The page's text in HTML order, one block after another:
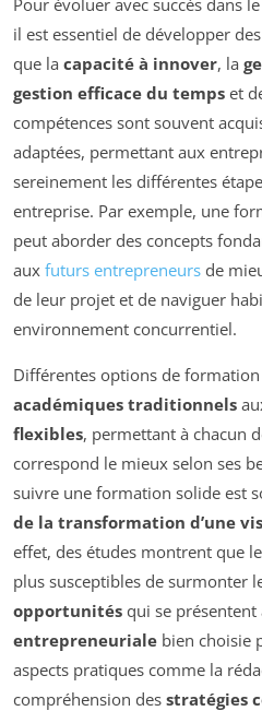
il est essentiel de développer des
que la capacité à innover, la
gestion efficace du temps et
compétences sont souvent
adaptées, permettant aux
sereinement les différentes
entreprise. Par exemple, une
peut aborder des concepts
aux futurs entrepreneurs de
de leur projet et de naviguer
environnement concurrentiel.
Différentes options de
académiques traditionnels
flexibles, permettant à chacun
correspond le mieux selon ses
suivre une formation solide est
de la transformation d’une
effet, des études montrent que
plus susceptibles de surmonter
opportunités qui se présentent
entrepreneuriale bien choisie
aspects pratiques comme la
compréhension des stratégies